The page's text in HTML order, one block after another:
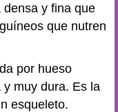
densa y fina que
que nutren
por hueso
y muy dura. Es la
esqueleto.